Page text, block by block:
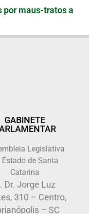
por maus-tratos a
GABINETE
Legislativa
Estado de Santa
Catarina
Dr. Jorge Luz
310 – Centro,
– SC